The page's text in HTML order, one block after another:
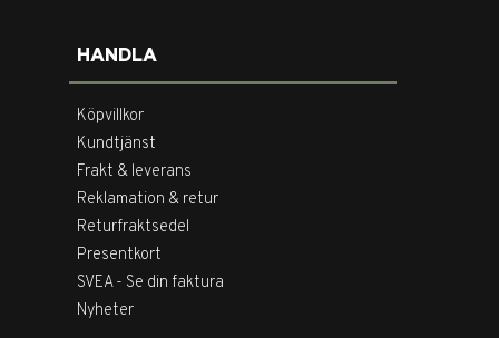
HANDLA
Köpvillkor
Kundtjänst
Frakt & leverans
Reklamation & retur
Returfraktsedel
Presentkort
SVEA - Se din faktura
Nyheter